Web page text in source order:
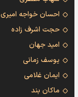
احسان خواجه امیری
حجت اشرف زاده
امید جهان
یوسف زمانی
ایمان غلامی
ماکان بند